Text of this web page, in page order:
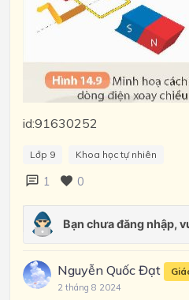
id:91630252
Lớp 9 Khoa học tự nhiên
1 0
Nguyễn Quốc Đạt
2 tháng 8 2024